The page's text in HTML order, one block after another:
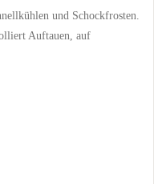
und Schockfrosten.
Auftauen, auf